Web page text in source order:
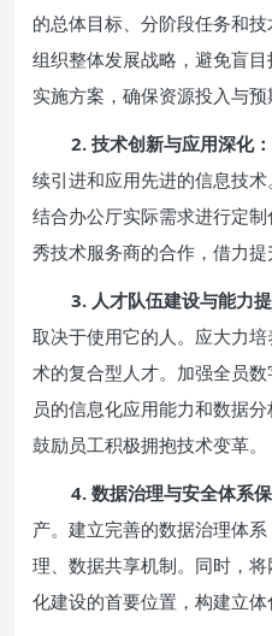
的总体目标、分阶段任务和
组织整体发展战略，避免盲
实施方案，确保资源投入与预
2. 技术创新与应用深化：
续引进和应用先进的信息技
结合办公厅实际需求进行定
秀技术服务商的合作，借力提
3. 人才队伍建设与能力提
取决于使用它的人。应大力
术的复合型人才。加强全员
员的信息化应用能力和数据
鼓励员工积极拥抱技术变革。
4. 数据治理与安全体系保
产。建立完善的数据治理体
理、数据共享机制。同时，
化建设的首要位置，构建立体